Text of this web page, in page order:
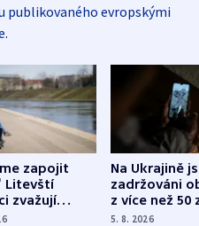
publikovaného evropskými
zapojit
Litevští
zvažují
o
Na Ukrajině
zadržováni
z více než 50
Bojovali na
5. 8. 2026